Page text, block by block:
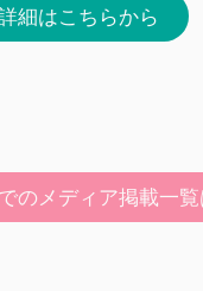
細はこちらから
のメディア掲載一